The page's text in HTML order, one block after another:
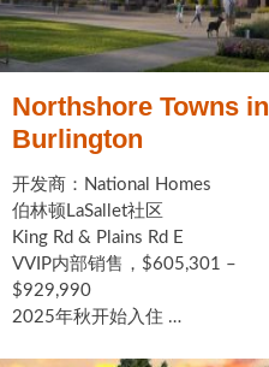
Northshore Towns in
Burlington
开发商：National Homes
伯林顿LaSallet社区
King Rd & Plains Rd E
VVIP内部销售，$605,301 –
$929,990
2025年秋开始入住 …